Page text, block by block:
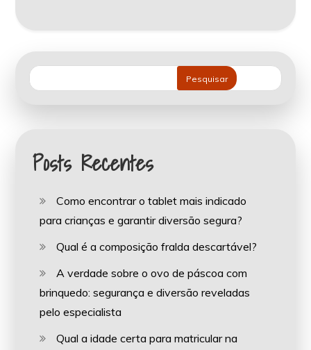
Pesquisar
Posts Recentes
Como encontrar o tablet mais indicado
para crianças e garantir diversão segura?
Qual é a composição fralda descartável?
A verdade sobre o ovo de páscoa com
brinquedo: segurança e diversão reveladas
pelo especialista
Qual a idade certa para matricular na